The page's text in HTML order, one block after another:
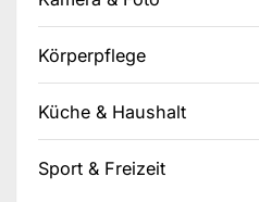
Körperpflege
Küche & Haushalt
Sport & Freizeit